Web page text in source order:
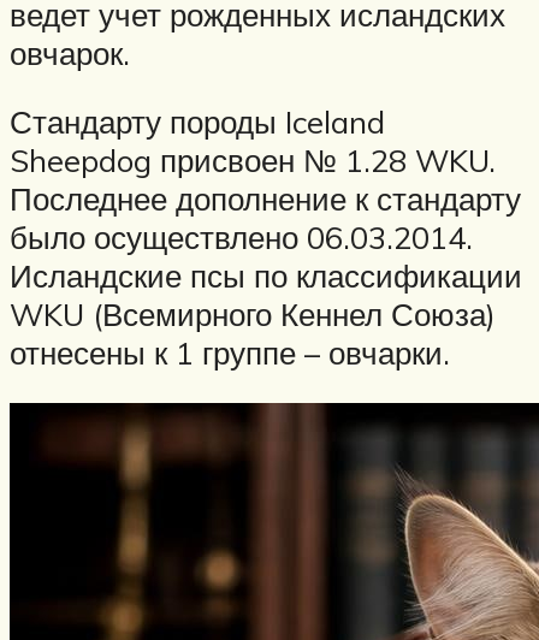
ведет учет рожденных исландских
овчарок.
Стандарту породы Iceland
Sheepdog присвоен № 1.28 WKU.
Последнее дополнение к стандарту
было осуществлено 06.03.2014.
Исландские псы по классификации
WKU (Всемирного Кеннел Союза)
отнесены к 1 группе – овчарки.